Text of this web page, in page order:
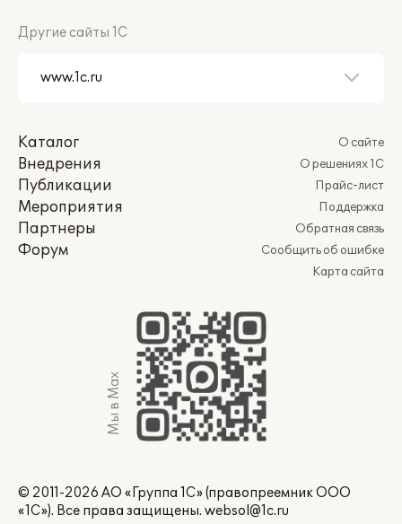
Другие сайты 1С
Каталог
Внедрения
Публикации
Мероприятия
Партнеры
Форум
О сайте
О решениях 1С
Прайс-лист
Поддержка
Обратная связь
Сообщить об ошибке
Карта сайта
Мы в Max
© 2011-2026 АО «Группа 1С» (правопреемник ООО
«1С»). Все права защищены. websol@1c.ru